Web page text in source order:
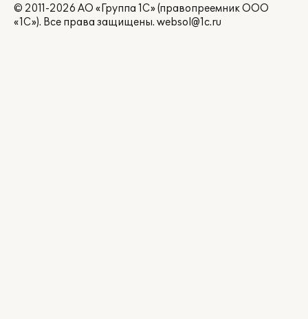
© 2011-2026 АО «Группа 1С» (правопреемник ООО
«1С»). Все права защищены. websol@1c.ru